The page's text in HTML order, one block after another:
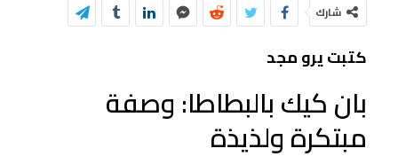
شارك
كتبت يرو مجد
بان كيك بالبطاطا: وصفة
مبتكرة ولذيذة